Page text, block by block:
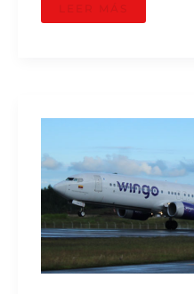
LEER MÁS
AEROLÍNEA
RUTAS
INTERNACIONALES
ABRIL
2024